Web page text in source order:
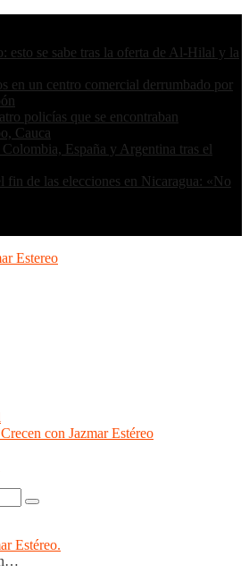
esto se sabe tras la oferta de Al-Hilal y la
en un centro comercial derrumbado por
policías que se encontraban
Cauca
España y Argentina tras el
fin de las elecciones en Nicaragua: «No
con Jazmar Estéreo
Estéreo.